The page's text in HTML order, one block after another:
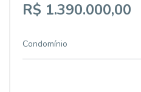
R$ 1.390.000,00
Condomínio